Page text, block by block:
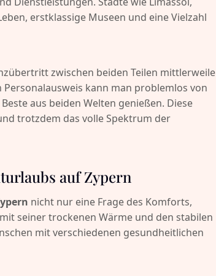
erstklassige Museen und eine Vielzahl
zwischen beiden Teilen mittlerweile
kann man problemlos von
aus beiden Welten genießen. Diese
trotzdem das volle Spektrum der
auf Zypern
nicht nur eine Frage des Komforts,
seiner trockenen Wärme und den stabilen
mit verschiedenen gesundheitlichen